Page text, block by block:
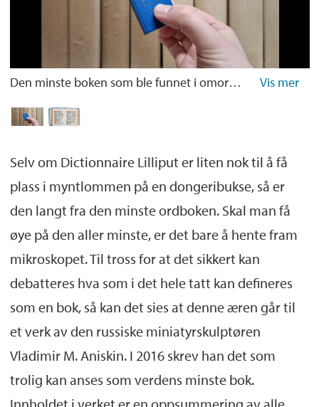
Den minste boken som ble funnet i omorganiseringsarbeidet var denne lille krabaten. (Foto: Henrik Rugesæter, UB)
Selv om Dictionnaire Lilliput er liten nok til å få
plass i myntlommen på en dongeribukse, så er
den langt fra den minste ordboken. Skal man få
øye på den aller minste, er det bare å hente fram
mikroskopet. Til tross for at det sikkert kan
debatteres hva som i det hele tatt kan defineres
som en bok, så kan det sies at denne æren går til
et verk av den russiske miniatyrskulptøren
Vladimir M. Aniskin. I 2016 skrev han det som
trolig kan anses som verdens minste bok.